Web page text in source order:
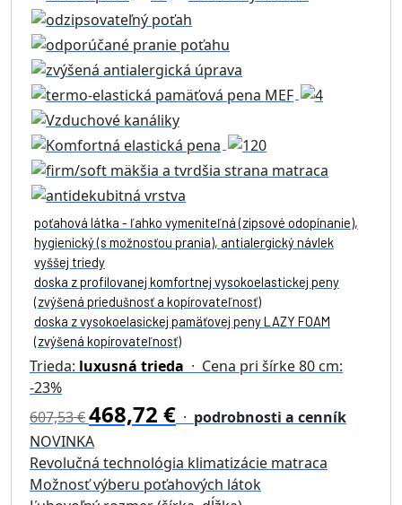
poťahová látka - ľahko vymeniteľná (zipsové odopínanie),
hygienický (s možnosťou prania), antialergický návlek
vyššej triedy
doska z profilovanej komfortnej vysokoelastickej peny
(zvýšená priedušnosť a kopírovateľnosť)
doska z vysokoelasickej pamäťovej peny LAZY FOAM
(zvýšená kopírovateľnosť)
Trieda: luxusná trieda · Cena pri šírke 80 cm:
-23%
607,53 €468,72 € · podrobnosti a cenník
NOVINKA
Revolučná technológia klimatizácie matraca
Možnosť výberu poťahových látok